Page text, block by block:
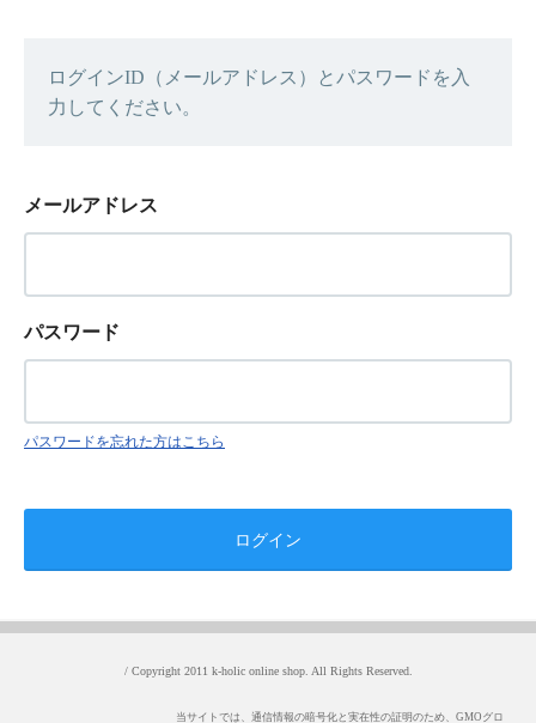
ログインID（メールアドレス）とパスワードを入
力してください。
メールアドレス
パスワード
パスワードを忘れた方はこちら
/ Copyright 2011 k-holic online shop. All Rights Reserved.
当サイトでは、通信情報の暗号化と実在性の証明のため、GMOグロ